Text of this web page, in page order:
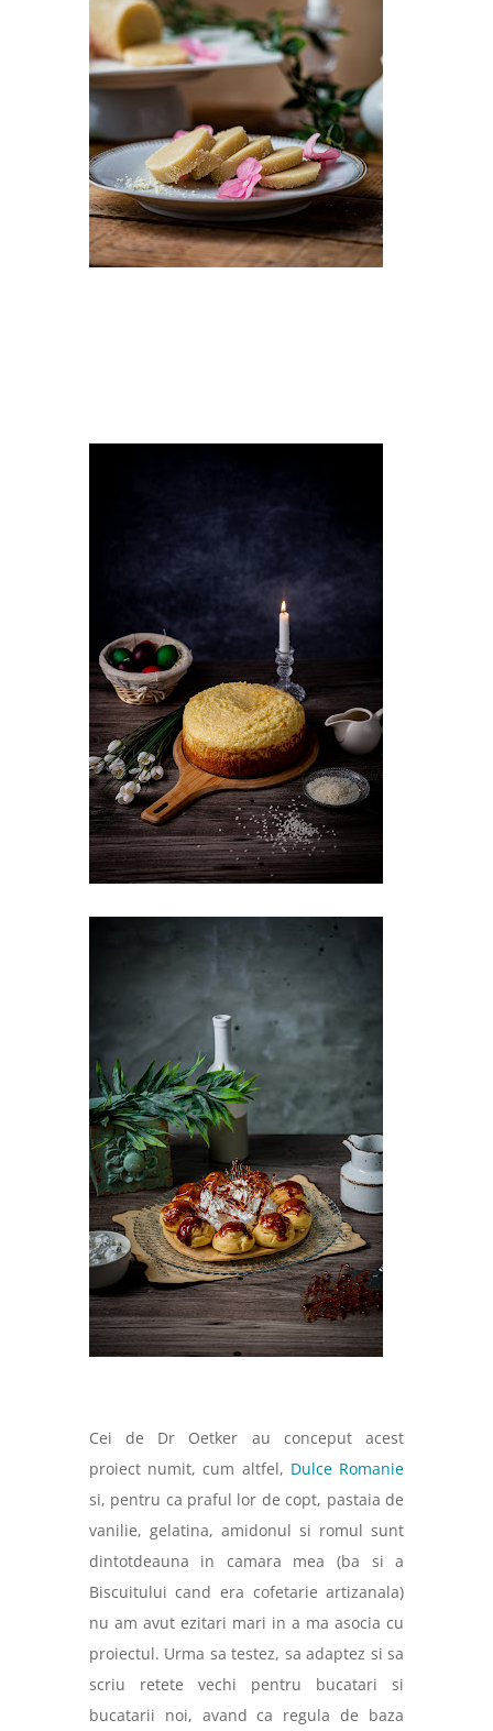
Cei de Dr Oetker au conceput acest
proiect numit, cum altfel, Dulce Romanie
si, pentru ca praful lor de copt, pastaia de
vanilie, gelatina, amidonul si romul sunt
dintotdeauna in camara mea (ba si a
Biscuitului cand era cofetarie artizanala)
nu am avut ezitari mari in a ma asocia cu
proiectul. Urma sa testez, sa adaptez si sa
scriu retete vechi pentru bucatari si
bucatarii noi, avand ca regula de baza